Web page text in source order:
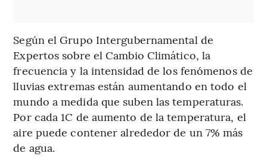
Según el Grupo Intergubernamental de
Expertos sobre el Cambio Climático, la
frecuencia y la intensidad de los fenómenos de
lluvias extremas están aumentando en todo el
mundo a medida que suben las temperaturas.
Por cada 1C de aumento de la temperatura, el
aire puede contener alrededor de un 7% más
de agua.